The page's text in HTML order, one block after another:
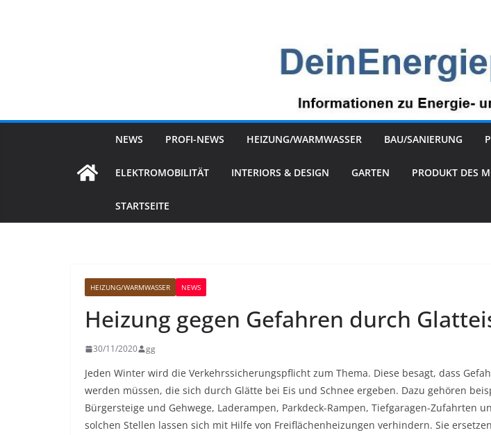
NEWS PROFI-NEWS HEIZUNG/WARMWASSER BAU/SANIERUNG
ELEKTROMOBILITÄT INTERIORS & DESIGN GARTEN PRODUKT DES
STARTSEITE
HEIZUNG/WARMWASSER NEWS
Heizung gegen Gefahren durch
30/11/2020 gg
Jeden Winter wird die Verkehrssicherungspflicht zum Thema. Diese besagt, dass
werden müssen, die sich durch Glätte bei Eis und Schnee ergeben. Dazu gehören
Bürgersteige und Gehwege, Laderampen, Parkdeck-Rampen, Tiefgaragen-Zufahrten
solchen Stellen lassen sich mit Hilfe von Freiflächenheizungen verhindern. Sie